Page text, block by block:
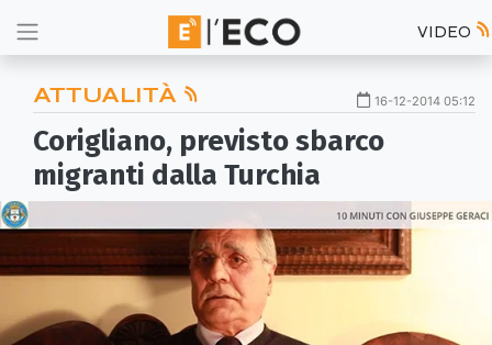
VIDEO
ATTUALITÀ 16-12-2014 05:12
Corigliano, previsto sbarco
migranti dalla Turchia